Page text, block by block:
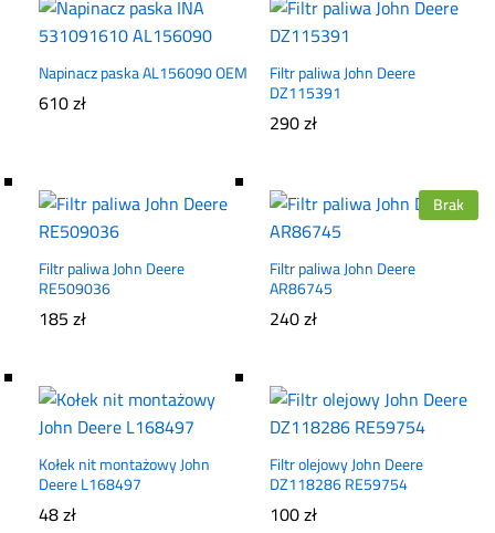
Napinacz paska AL156090 OEM
610zł
Filtr paliwa John Deere
DZ115391
290zł
Filtr paliwa John Deere
RE509036
185zł
Brak
Filtr paliwa John Deere
AR86745
240zł
Kołek nit montażowy John
Deere L168497
48zł
Filtr olejowy John Deere
DZ118286 RE59754
100zł